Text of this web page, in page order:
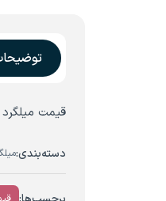
قیمت
دسته‌بندی: